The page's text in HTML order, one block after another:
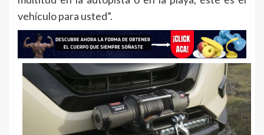
vehículo para usted”.